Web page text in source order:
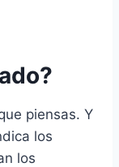
piensas. Y
los
los